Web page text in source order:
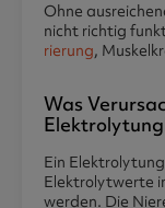
Ohne
nicht richtig
rierung,
Was
Ein
Elektrolytwerte
werden. Die